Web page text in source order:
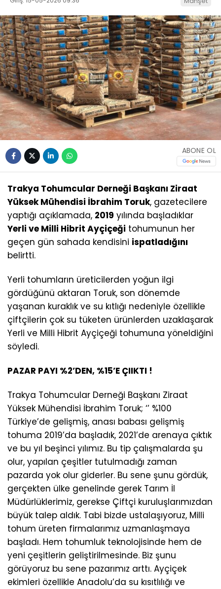
ABONE OL
Trakya Tohumcular Derneği Başkanı Ziraat
Yüksek Mühendisi İbrahim Toruk, gazetecilere
yaptığı açıklamada, 2019 yılında başladıklar
Yerli ve Milli Hibrit Ayçiçeği tohumunun her
geçen gün sahada kendisini ispatladığını
belirtti.
Yerli tohumların üreticilerden yoğun ilgi
gördüğünü aktaran Toruk, son dönemde
yaşanan kuraklık ve su kıtlığı nedeniyle özellikle
çiftçilerin çok su tüketen ürünlerden uzaklaşarak
Yerli ve Milli Hibrit Ayçiçeği tohumuna yöneldiğini
söyledi.
PAZAR PAYI %2’DEN, %15’E ÇIIKTI !
Trakya Tohumcular Derneği Başkanı Ziraat
Yüksek Mühendisi İbrahim Toruk; ‘’ %100
Türkiye’de gelişmiş, anası babası gelişmiş
tohuma 2019’da başladık, 2021’de arenaya çıktık
ve bu yıl beşinci yılımız. Bu tip çalışmalarda şu
olur, yapılan çeşitler tutulmadığı zaman
pazarda yok olur giderler. Bu sene şunu gördük,
gerçekten ülke genelinde gerek Tarım İl
Müdürlüklerimiz, gerekse Çiftçi kuruluşlarımızdan
büyük talep aldık. Tabi bizde ustalaşıyoruz, Milli
tohum üreten firmalarımız uzmanlaşmaya
başladı. Hem tohumluk teknolojisinde hem de
yeni çeşitlerin geliştirilmesinde. Biz şunu
görüyoruz bu sene pazarımız arttı. Ayçiçek
ekimleri özellikle Anadolu’da su kısıtlılığı ve